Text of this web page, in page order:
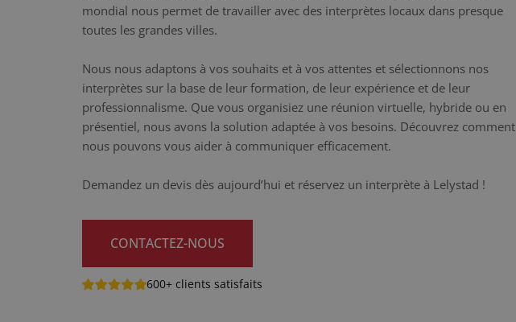
mondial nous permet de travailler avec des interprètes locaux dans presque
toutes les grandes villes.
Nous nous adaptons à vos souhaits et à vos attentes et sélectionnons nos
interprètes sur la base de leur formation, de leur expérience et de leur
professionnalisme. Que vous organisiez une réunion virtuelle, hybride ou en
présentiel, nous avons la solution adaptée à vos besoins. Découvrez comment
nous pouvons vous aider à communiquer efficacement.
Demandez un devis dès aujourd’hui et réservez un interprète à Lelystad !
CONTACTEZ-NOUS
600+ clients satisfaits